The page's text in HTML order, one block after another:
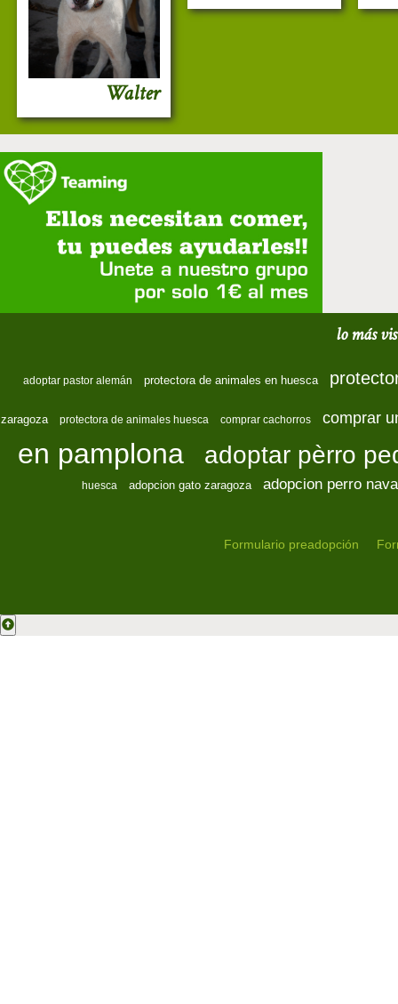
Walter
lo más
adoptar pastor alemán protectora de animales en huesca
zaragoza protectora de animales huesca comprar cachorros comprar
en pamplona adoptar pèrro
huesca adopcion gato zaragoza adopcion perro
Formulario preadopción